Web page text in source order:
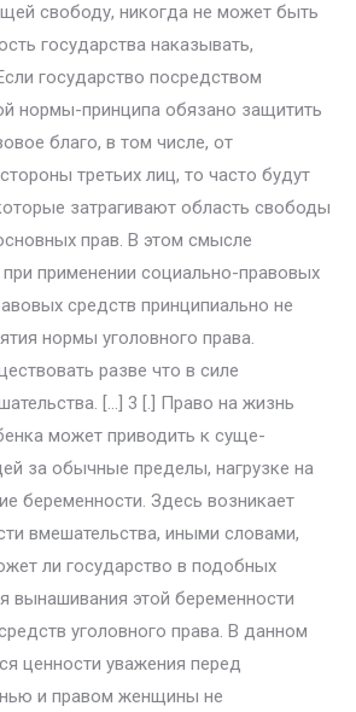
свободу, никогда не может быть
государ­ства наказывать,
государство посредством
нормы-принципа обязано защитить
благо, в том числе, от
третьих лиц, то часто будут
затрагивают область свободы
прав. В этом смысле
при приме­нении социально-правовых
средств принци­пиально не
нормы уголовного права.
разве что в силе
[…] 3 [.] Право на жизнь
может приводить к суще­
за обычные пределы, нагрузке на
беременности. Здесь возникает
вмешатель­ства, иными словами,
ли государство в подобных
вынашивания этой беременности
уголовного права. В данном
ценности ува­жения перед
и правом женщины не